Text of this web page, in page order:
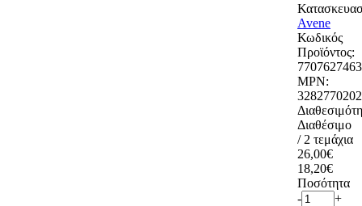
Avene
Κωδικός
Προϊόντος:
MPN:
Διαθέσιμο
/ 2 τεμάχια
26,00€
18,20€
Ποσότητα
-
+